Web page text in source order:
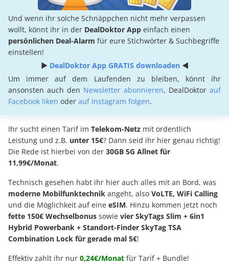
Und wenn ihr solche Schnäppchen nicht mehr verpassen
wollt, könnt ihr in der DealDoktor App einfach einen
persönlichen Deal-Alarm für eure Stichwörter & Suchbegriffe
einstellen!
► DealDoktor App GRATIS downloaden◄
Um immer auf dem Laufenden zu bleiben, könnt ihr
ansonsten auch den Newsletter abonnieren, DealDoktor auf
Facebook liken oder auf Instagram folgen.
Ihr sucht einen Tarif im Telekom-Netz mit ordentlich
Leistung und z.B. unter 15€? Dann seid ihr hier genau richtig!
Die Rede ist hierbei von der 30GB 5G Allnet für
11,99€/Monat.
Technisch gesehen habt ihr hier auch alles mit an Bord, was
moderne Mobilfunktechnik angeht, also VoLTE, WiFi Calling
und die Möglichkeit auf eine eSIM. Hinzu kommen jetzt noch
fette 150€ Wechselbonus sowie vier SkyTags Slim + 6in1
Hybrid Powerbank + Standort-Finder SkyTag TSA
Combination Lock für gerade mal 5€!
Effektiv zahlt ihr nur 0,24€/Monat für Tarif + Bundle!